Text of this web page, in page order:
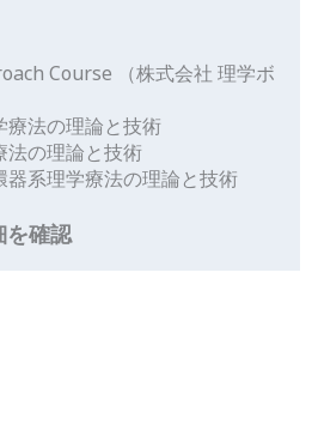
Course （株式会社 理学ボ
療法の理論と技術
法の理論と技術
器系理学療法の理論と技術
を確認